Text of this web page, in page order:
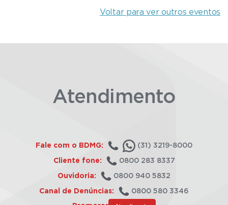
Voltar para ver outros eventos
Atendimento
Fale com o BDMG: (31) 3219-8000
Cliente fone: 0800 283 8337
Ouvidoria: 0800 940 5832
Canal de Denúncias: 0800 580 3346